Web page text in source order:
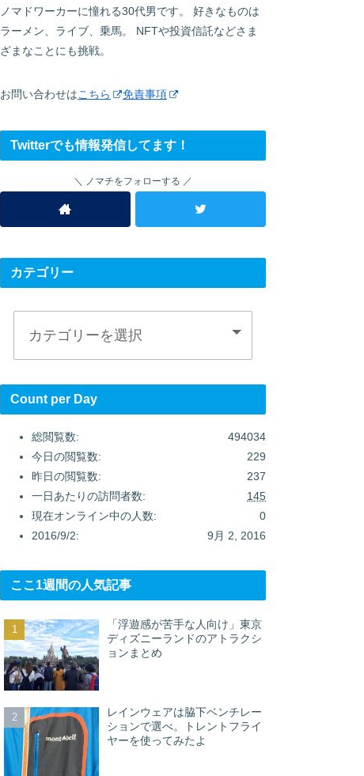
ノマドワーカーに憧れる30代男です。 好きなものは
ラーメン、ライブ、乗馬。 NFTや投資信託などさま
ざまなことにも挑戦。
お問い合わせはこちら 免責事項
Twitterでも情報発信してます！
ノマチをフォローする
カテゴリー
Count per Day
494034
総閲覧数:
229
今日の閲覧数:
237
昨日の閲覧数:
145
一日あたりの訪問者数:
0
現在オンライン中の人数:
9月 2, 2016
2016/9/2:
ここ1週間の人気記事
「浮遊感が苦手な人向け」東京
ディズニーランドのアトラクシ
ョンまとめ
レインウェアは脇下ベンチレー
ションで選べ。トレントフライ
ヤーを使ってみたよ